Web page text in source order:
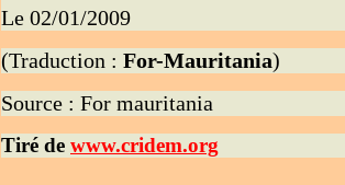
Le 02/01/2009
(Traduction : For-Mauritania)
Source : For mauritania
Tiré de www.cridem.org